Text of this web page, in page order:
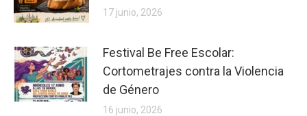
17 junio, 2026
Festival Be Free Escolar:
Cortometrajes contra la Violencia
de Género
16 junio, 2026